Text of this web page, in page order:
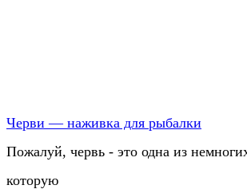
Черви — наживка для рыбалки
Пожалуй, червь - это одна из
которую